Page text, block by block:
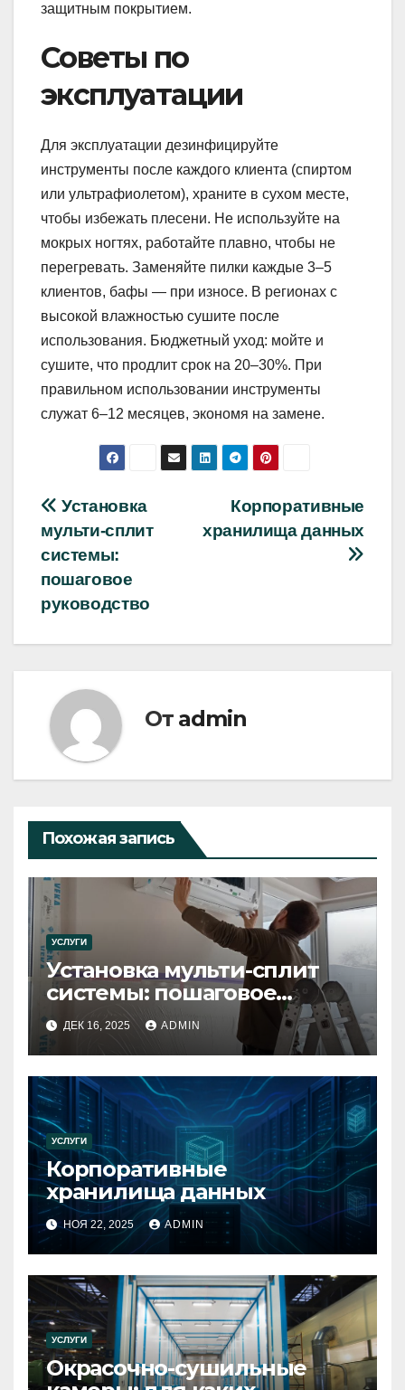
защитным покрытием.
Советы по
эксплуатации
Для эксплуатации дезинфицируйте
инструменты после каждого клиента (спиртом
или ультрафиолетом), храните в сухом месте,
чтобы избежать плесени. Не используйте на
мокрых ногтях, работайте плавно, чтобы не
перегревать. Заменяйте пилки каждые 3–5
клиентов, бафы — при износе. В регионах с
высокой влажностью сушите после
использования. Бюджетный уход: мойте и
сушите, что продлит срок на 20–30%. При
правильном использовании инструменты
служат 6–12 месяцев, экономя на замене.
Навигация
по
записям
Корпоративные
хранилища данных
Установка
мульти-сплит
системы:
пошаговое
руководство
От admin
Похожая запись
УСЛУГИ
Установка мульти-сплит
системы: пошаговое
руководство
ДЕК 16, 2025 ADMIN
УСЛУГИ
Корпоративные
хранилища данных
НОЯ 22, 2025 ADMIN
УСЛУГИ
Окрасочно-сушильные